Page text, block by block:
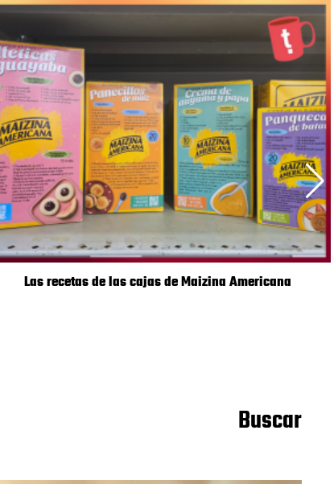
Las recetas de las cajas de Maizina Americana
Buscar